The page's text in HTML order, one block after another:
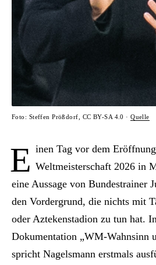
Foto: Steffen Prößdorf, CC BY-SA 4.0 ·Quelle
E inen Tag vor dem
Weltmeisterschaft 2026 in
eine Aussage von Bundestrainer
den Vordergrund, die nichts mit
oder Aztekenstadion zu tun hat.
Dokumentation „WM-Wahnsinn
spricht Nagelsmann erstmals